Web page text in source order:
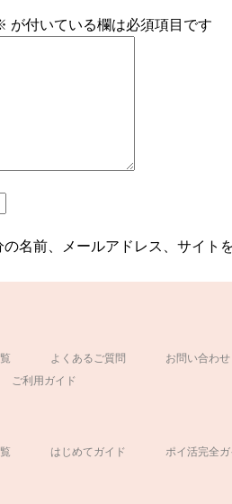
が付いている欄は必須項目です
名前、メールアドレス、サイトを
よくあるご質問 お問い合わせ
ご利用ガイド
はじめてガイド ポイ活完全ガ